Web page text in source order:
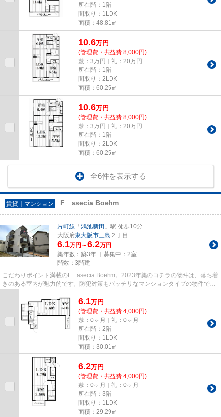
所在階：1階
間取り：1LDK
面積：48.81㎡
10.6万円
(管理費・共益費 8,000円)
敷：3万円｜礼：20万円
所在階：1階
間取り：2LDK
面積：60.25㎡
10.6万円
(管理費・共益費 8,000円)
敷：3万円｜礼：20万円
所在階：1階
間取り：2LDK
面積：60.25㎡
全6件を表示する
賃貸｜マンション F asecia Boehm
片町線 「 鴻池新田 」駅 徒歩10分
大阪府東大阪市三島 ２丁目
6.1万円～6.2万円
築年数：築3年 ｜募集中： 2室
階数：3階建
こだわりポイント満載のF asecia Boehm。2023年築のコチラの物件は、落ち着
きのある室内が魅力的です。防犯対策もバッチリなマンションタイプの物件で
6.1万円
(管理費・共益費 4,000円)
敷：0ヶ月｜礼：0ヶ月
所在階：2階
間取り：1LDK
面積：30.01㎡
6.2万円
(管理費・共益費 4,000円)
敷：0ヶ月｜礼：0ヶ月
所在階：3階
間取り：1LDK
面積：29.29㎡